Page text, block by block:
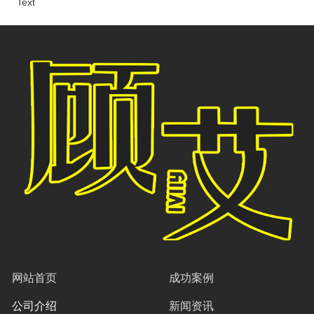
网站首页
公司介绍
成功案例
新闻资讯